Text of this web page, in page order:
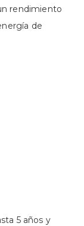
rendimiento
de
5 años y